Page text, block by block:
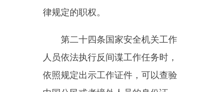
资料、物品，有关个人和组织应当
行反间谍工作任务所需的范围和限
度。
第二十七条需要传唤违反本法